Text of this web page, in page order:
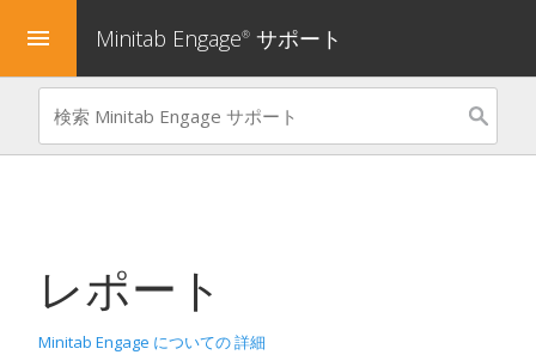
menu Minitab Engage® サポート
レポート
Minitab Engage についての 詳細